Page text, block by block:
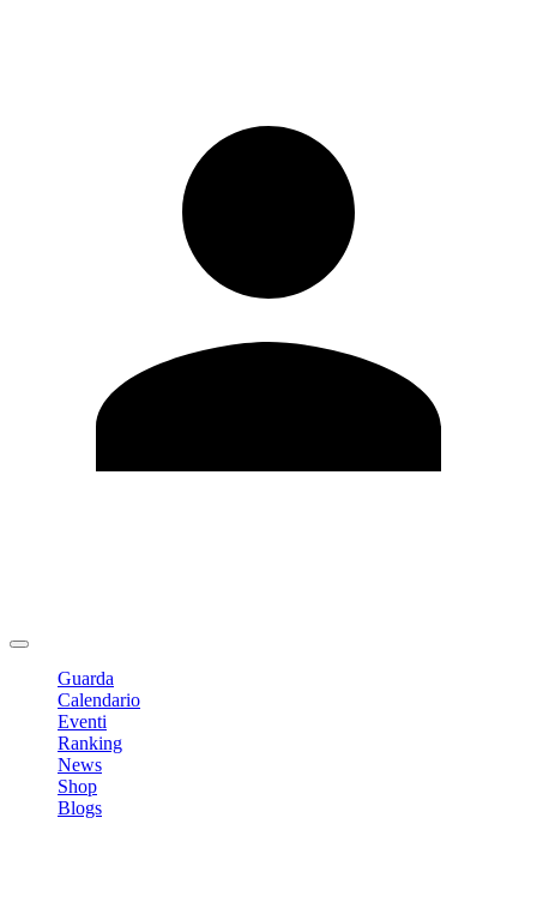
Guarda
Calendario
Eventi
Ranking
News
Shop
Blogs